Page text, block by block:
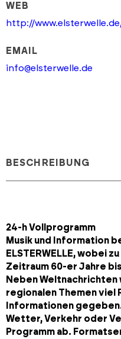
WEB
http://
EMAIL
info@elsterwelle.de
BESCHREIBUNG
24-h Vollprogramm
Musik und Information
ELSTERWELLE, wobei
Zeitraum 60-er Jahre
Neben Weltnachrichten
regionalen Themen viel
Informationen
Wetter, Verkehr oder
Programm ab.